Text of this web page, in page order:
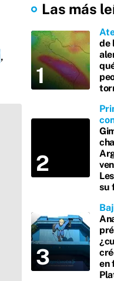
,
Las más
de
su
en